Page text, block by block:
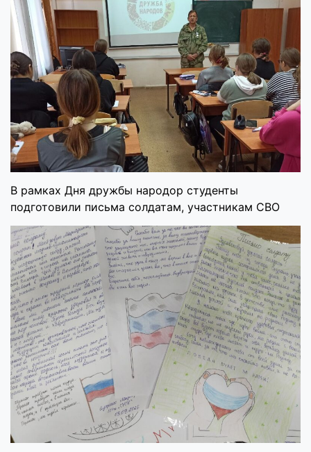
В рамках Дня дружбы народор студенты
подготовили письма солдатам, участникам СВО